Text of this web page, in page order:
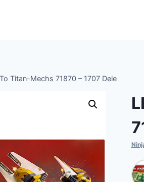
Titan-Mechs 71870 – 1707 Dele